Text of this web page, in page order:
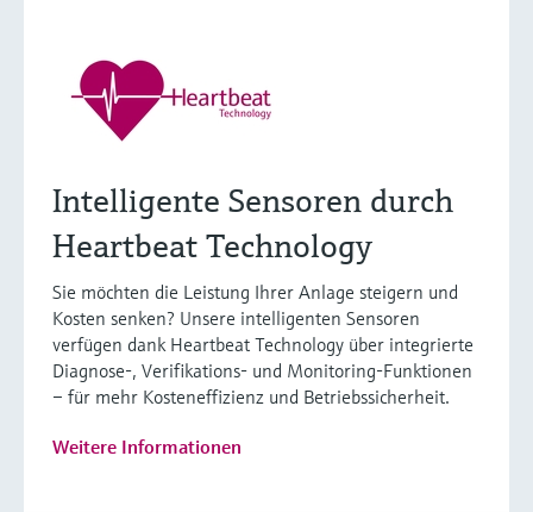
Intelligente Sensoren durch
Heartbeat Technology
Sie möchten die Leistung Ihrer Anlage steigern und
Kosten senken? Unsere intelligenten Sensoren
verfügen dank Heartbeat Technology über integrierte
Diagnose-, Verifikations- und Monitoring-Funktionen
– für mehr Kosteneffizienz und Betriebssicherheit.
Weitere Informationen